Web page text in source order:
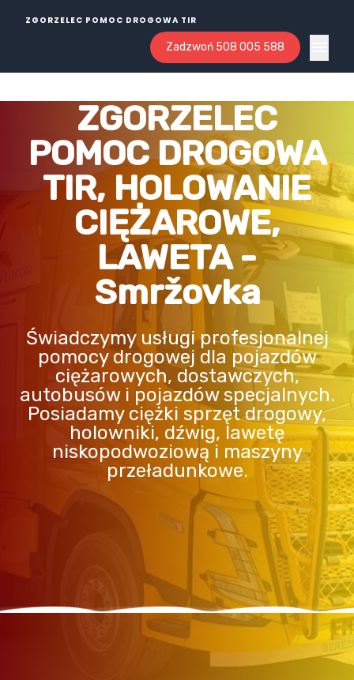
ZGORZELEC POMOC DROGOWA TIR
Zadzwoń 508 005 588
ZGORZELEC
POMOC DROGOWA
TIR, HOLOWANIE
CIĘŻAROWE,
LAWETA -
Smržovka
Świadczymy usługi profesjonalnej
pomocy drogowej dla pojazdów
ciężarowych, dostawczych,
autobusów i pojazdów specjalnych.
Posiadamy ciężki sprzęt drogowy,
holowniki, dźwig, lawetę
niskopodwoziową i maszyny
przeładunkowe.